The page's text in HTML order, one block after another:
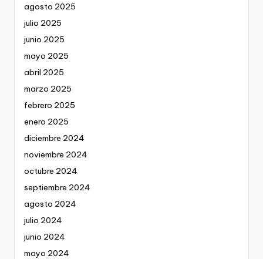
agosto 2025
julio 2025
junio 2025
mayo 2025
abril 2025
marzo 2025
febrero 2025
enero 2025
diciembre 2024
noviembre 2024
octubre 2024
septiembre 2024
agosto 2024
julio 2024
junio 2024
mayo 2024